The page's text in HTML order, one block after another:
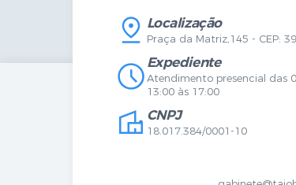
Legislação
Diário Oficial
Mapa do Site
Certidões
Agenda de Eventos
Concursos
Telefones Úteis
Localização
Praça da Matriz,145 - CEP:
Expediente
Atendimento presencial das
13:00 às 17:00
CNPJ
18.017.384/0001-10